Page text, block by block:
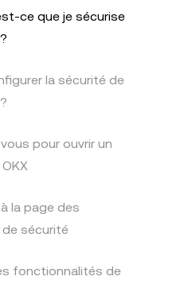
ce que je sécurise
la sécurité de
pour ouvrir un
la page des
sécurité
fonctionnalités de